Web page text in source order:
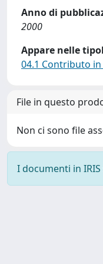
Anno di
2000
Appare nelle
04.1 Contributo
File in questo
Non ci sono file
I documenti in